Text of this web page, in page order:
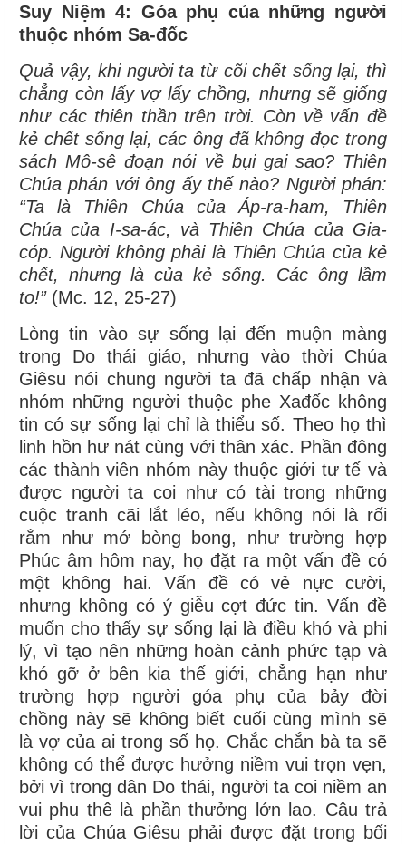
Suy Niệm 4: Góa phụ của những người
thuộc nhóm Sa-đốc
Quả vậy, khi người ta từ cõi chết sống lại, thì
chẳng còn lấy vợ lấy chồng, nhưng sẽ giống
như các thiên thần trên trời. Còn về vấn đề
kẻ chết sống lại, các ông đã không đọc trong
sách Mô-sê đoạn nói về bụi gai sao? Thiên
Chúa phán với ông ấy thế nào? Người phán:
“Ta là Thiên Chúa của Áp-ra-ham, Thiên
Chúa của I-sa-ác, và Thiên Chúa của Gia-
cóp. Người không phải là Thiên Chúa của kẻ
chết, nhưng là của kẻ sống. Các ông lầm
to!”(Mc. 12, 25-27)
Lòng tin vào sự sống lại đến muộn màng
trong Do thái giáo, nhưng vào thời Chúa
Giêsu nói chung người ta đã chấp nhận và
nhóm những người thuộc phe Xađốc không
tin có sự sống lại chỉ là thiểu số. Theo họ thì
linh hồn hư nát cùng với thân xác. Phần đông
các thành viên nhóm này thuộc giới tư tế và
được người ta coi như có tài trong những
cuộc tranh cãi lắt léo, nếu không nói là rối
rắm như mớ bòng bong, như trường hợp
Phúc âm hôm nay, họ đặt ra một vấn đề có
một không hai. Vấn đề có vẻ nực cười,
nhưng không có ý giễu cợt đức tin. Vấn đề
muốn cho thấy sự sống lại là điều khó và phi
lý, vì tạo nên những hoàn cảnh phức tạp và
khó gỡ ở bên kia thế giới, chẳng hạn như
trường hợp người góa phụ của bảy đời
chồng này sẽ không biết cuối cùng mình sẽ
là vợ của ai trong số họ. Chắc chắn bà ta sẽ
không có thể được hưởng niềm vui trọn vẹn,
bởi vì trong dân Do thái, người ta coi niềm an
vui phu thê là phần thưởng lớn lao. Câu trả
lời của Chúa Giêsu phải được đặt trong bối